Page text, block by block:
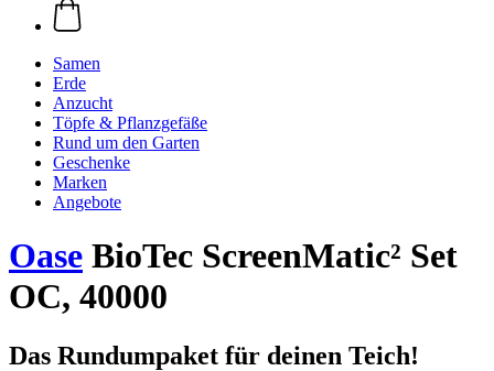
Samen
Erde
Anzucht
Töpfe & Pflanzgefäße
Rund um den Garten
Geschenke
Marken
Angebote
Oase BioTec ScreenMatic² Set
OC, 40000
Das Rundumpaket für deinen Teich!